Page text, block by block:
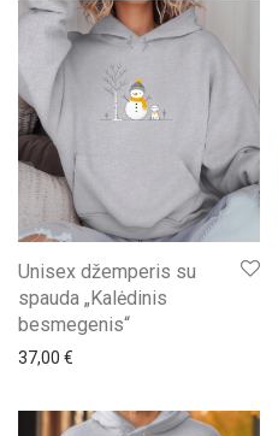
Unisex džemperis su
spauda „Kalėdinis
besmegenis“
37,00 €